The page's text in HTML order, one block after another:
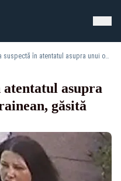
Principala suspectă în atentatul asupra unui om de afaceri ucrainean, găsită moartă lângă Kiev
asupra
găsită